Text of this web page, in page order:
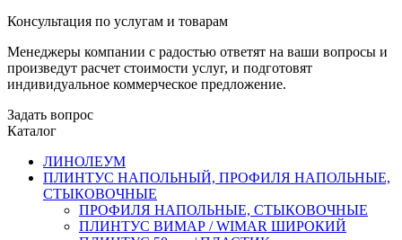
Консультация по услугам и товарам
Менеджеры компании с радостью ответят на ваши вопросы и
произведут расчет стоимости услуг, и подготовят
индивидуальное коммерческое предложение.
Задать вопрос
Каталог
ЛИНОЛЕУМ
ПЛИНТУС НАПОЛЬНЫЙ, ПРОФИЛЯ НАПОЛЬНЫЕ,
СТЫКОВОЧНЫЕ
ПРОФИЛЯ НАПОЛЬНЫЕ, СТЫКОВОЧНЫЕ
ПЛИНТУС ВИМАР / WIMAR ШИРОКИЙ